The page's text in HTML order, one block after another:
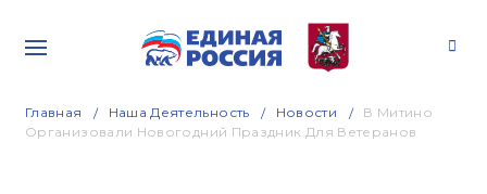
Главная Наша Деятельность Новости
В Митино
Организовали Новогодний Праздник Для Ветеранов